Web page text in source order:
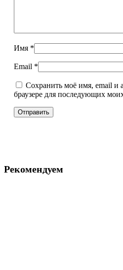
Имя *
Email *
Сохранить моё имя, email и
браузере для последующих
Рекомендуем